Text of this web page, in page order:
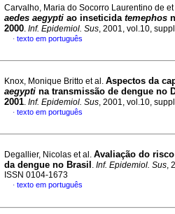
Carvalho, Maria do Socorro Laurentino de et
aedes aegypti ao inseticida temephos
2000. Inf. Epidemiol. Sus, 2001, vol.10,
· texto em português
Knox, Monique Britto et al. Aspectos da
aegypti na transmissão de dengue no
2001. Inf. Epidemiol. Sus, 2001, vol.10,
· texto em português
Degallier, Nicolas et al. Avaliação do
da dengue no Brasil . Inf. Epidemiol. Sus,
ISSN 0104-1673
· texto em português